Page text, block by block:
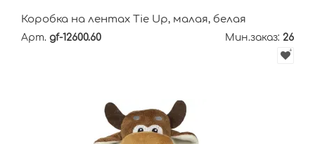
Коробка на лентах Tie Up, малая, белая
Арт. gf-12600.60 Мин.заказ: 26